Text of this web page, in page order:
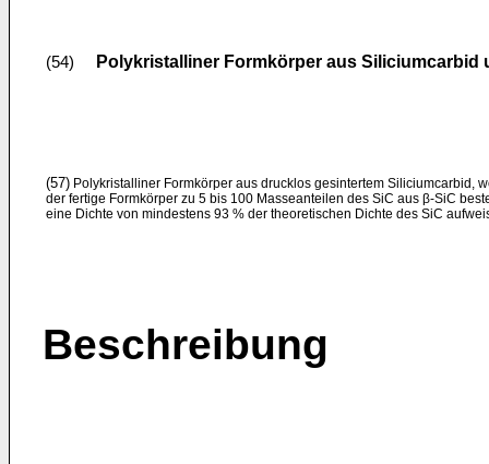
(54) Polykristalliner Formkörper aus Siliciumcarbid
(57) Polykristalliner Formkörper aus drucklos gesintertem Silicium­carbid,
der fertige Formkörper zu 5 bis 100 Masseantei­len des SiC aus β-SiC
eine Dichte von mindestens 93 % der theoretischen Dichte des SiC
Beschreibung